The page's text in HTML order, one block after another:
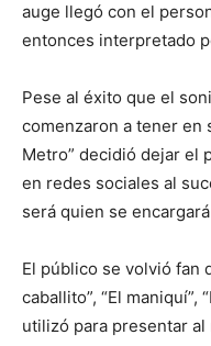
auge llegó con el
entonces interpretado
Pese al éxito que el
comenzaron a tener en
Metro” decidió dejar el
en redes sociales al
será quien se
El público se volvió fan
caballito”, “El maniquí”,
utilizó para presentar al